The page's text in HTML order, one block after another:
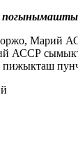
Марий
АССР